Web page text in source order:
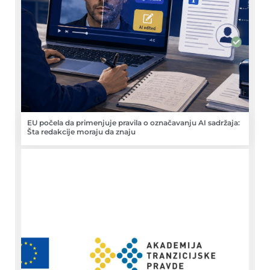
EU počela da primenjuje pravila o označavanju AI sadržaja:
Šta redakcije moraju da znaju